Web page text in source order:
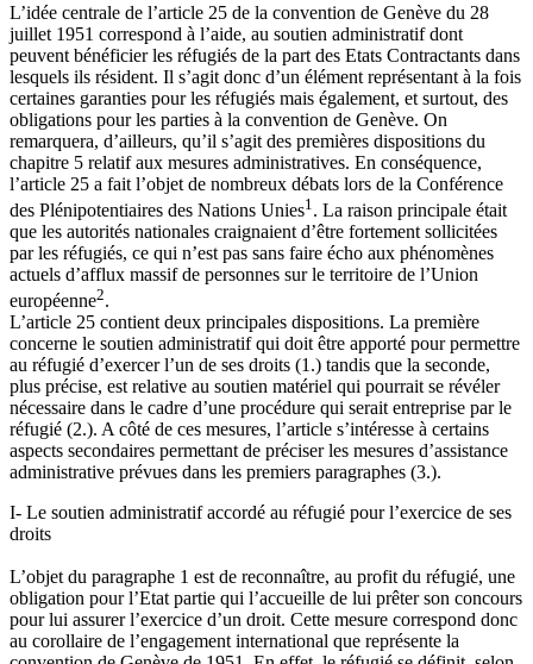
L’idée centrale de l’article 25 de la convention de Genève du 28
juillet 1951 correspond à l’aide, au soutien administratif dont
peuvent bénéficier les réfugiés de la part des Etats Contractants dans
lesquels ils résident. Il s’agit donc d’un élément représentant à la fois
certaines garanties pour les réfugiés mais également, et surtout, des
obligations pour les parties à la convention de Genève. On
remarquera, d’ailleurs, qu’il s’agit des premières dispositions du
chapitre 5 relatif aux mesures administratives. En conséquence,
l’article 25 a fait l’objet de nombreux débats lors de la Conférence
des Plénipotentiaires des Nations Unies1 . La raison principale était
que les autorités nationales craignaient d’être fortement sollicitées
par les réfugiés, ce qui n’est pas sans faire écho aux phénomènes
actuels d’afflux massif de personnes sur le territoire de l’Union
européenne2.
L’article 25 contient deux principales dispositions. La première
concerne le soutien administratif qui doit être apporté pour permettre
au réfugié d’exercer l’un de ses droits (1.) tandis que la seconde,
plus précise, est relative au soutien matériel qui pourrait se révéler
nécessaire dans le cadre d’une procédure qui serait entreprise par le
réfugié (2.). A côté de ces mesures, l’article s’intéresse à certains
aspects secondaires permettant de préciser les mesures d’assistance
administrative prévues dans les premiers paragraphes (3.).
I- Le soutien administratif accordé au réfugié pour l’exercice de ses
droits
L’objet du paragraphe 1 est de reconnaître, au profit du réfugié, une
obligation pour l’Etat partie qui l’accueille de lui prêter son concours
pour lui assurer l’exercice d’un droit. Cette mesure correspond donc
au corollaire de l’engagement international que représente la